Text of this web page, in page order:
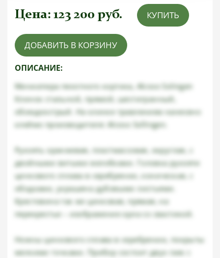
Цена: 123 200 руб. КУПИТЬ
ДОБАВИТЬ В КОРЗИНУ
ОПИСАНИЕ:
Миниатюра пехотного кортика, Alcoso Solingen
Клинок стальной, прямой, шестигранный,
обоюдоострый. На клинке травлением нанесено
клеймо производителя: Alcoso Sollingen.
Рукоять оранжевая, пластмассовая, округлая, с
двойными витыми желобками. Головка рукояти
цинкового сплава в серебрении, коническая, с
ободками, украшена дубовыми листьями.
Крестовина так же цинковая, прямая, на
перекрестье – изображение орла со свастикой.
Ножны цинкового сплава в серебрении, покрыты
мелкими точками. Прибор состоит двух гаек с